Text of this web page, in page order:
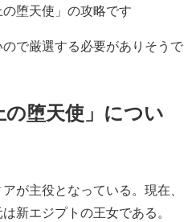
堕天使」の攻略です
で厳選する必要がありそうで
堕天使」につい
が主役となっている。現在、
新エジプトの王女である。